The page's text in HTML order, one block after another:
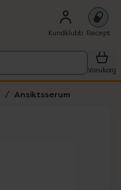
Kundklubb Recept
Varukorg
Ansiktsserum